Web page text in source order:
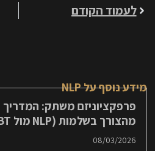
לעמוד הקודם
מידע נוסף על NLP
פרפקציוניזם משתק:
מהצורך בשלמות (NLP מול CBT)
08/03/2026